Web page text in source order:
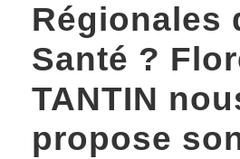
Régionales
Santé ?
TANTIN
propose